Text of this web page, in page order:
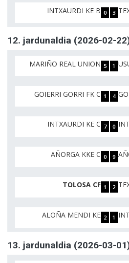
INTXAURDI KE B 0 3
12. jardunaldia (2026-02-
MARIÑO REAL UNION 5 1
GOIERRI GORRI FK C 1 4
INTXAURDI KE C 7 0
AÑORGA KKE C 0 9
TOLOSA CF 1 2
ALOÑA MENDI KE 2 1
13. jardunaldia (2026-03-